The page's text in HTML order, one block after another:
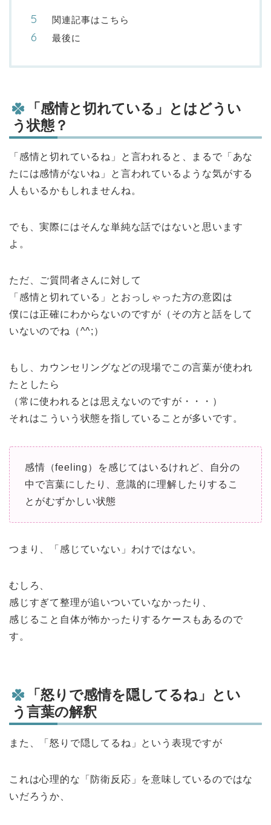
関連記事はこちら
最後に
「感情と切れている」とはどうい
う状態？
「感情と切れているね」と言われると、まるで「あな
たには感情がないね」と言われているような気がする
人もいるかもしれませんね。
でも、実際にはそんな単純な話ではないと思います
よ。
ただ、ご質問者さんに対して
「感情と切れている」とおっしゃった方の意図は
僕には正確にわからないのですが（その方と話をして
いないのでね（^^;）
もし、カウンセリングなどの現場でこの言葉が使われ
たとしたら
（常に使われるとは思えないのですが・・・）
それはこういう状態を指していることが多いです。
感情（feeling）を感じてはいるけれど、自分の
中で言葉にしたり、意識的に理解したりするこ
とがむずかしい状態
つまり、「感じていない」わけではない。
むしろ、
感じすぎて整理が追いついていなかったり、
感じること自体が怖かったりするケースもあるので
す。
「怒りで感情を隠してるね」とい
う言葉の解釈
また、「怒りで隠してるね」という表現ですが
これは心理的な「防衛反応」を意味しているのではな
いだろうか、